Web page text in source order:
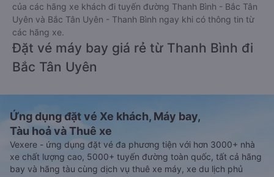
của các hãng xe khách đi tuyến đường Thanh Bình - Bắc Tân
Uyên và Bắc Tân Uyên - Thanh Bình ngay khi có thông tin từ
các hãng xe.
Đặt vé máy bay giá rẻ từ Thanh Bình đi
Bắc Tân Uyên
Ứng dụng đặt vé Xe khách, Máy bay,
Tàu hoả và Thuê xe
Vexere - ứng dụng đặt vé đa phương tiện với hơn 3000+ nhà
xe chất lượng cao, 5000+ tuyến đường toàn quốc, tất cả hãng
bay và hãng tàu cùng dịch vụ thuê xe máy, xe du lịch phủ